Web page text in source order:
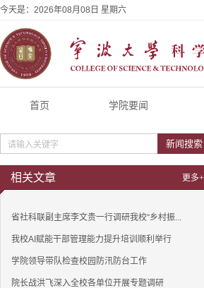
今天是： 2026年08月08日 星期六
首页 学院要闻
新闻搜索
相关文章 更多+
省社科联副主席李文贵一行调研我校“乡村振...
我校AI赋能干部管理能力提升培训顺利举行
学院领导带队检查校园防汛防台工作
院长战洪飞深入全校各单位开展专题调研